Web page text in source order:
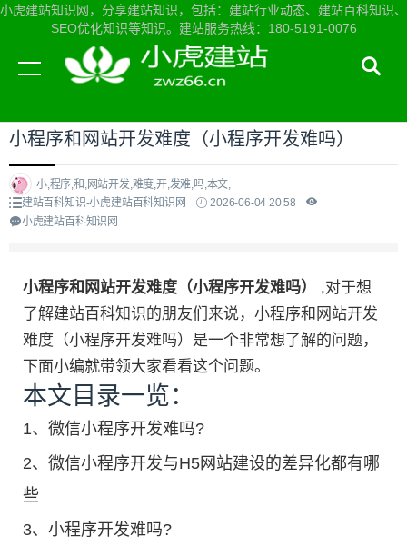
小虎建站知识网，分享建站知识，包括：建站行业动态、建站百科知识、
SEO优化知识等知识。建站服务热线：180-5191-0076
当前位置：小虎建站知识网首页>建站百科知识
小程序和网站开发难度（小程序开发难吗）
小,程序,和,网站开发,难度,开,发难,吗,本文,
建站百科知识-小虎建站百科知识网
2026-06-04 20:58
小虎建站百科知识网
小程序和网站开发难度（小程序开发难吗） ,对于想
了解建站百科知识的朋友们来说，小程序和网站开发
难度（小程序开发难吗）是一个非常想了解的问题，
下面小编就带领大家看看这个问题。
本文目录一览：
1、 微信小程序开发难吗?
2、 微信小程序开发与H5网站建设的差异化都有哪
些
3、 小程序开发难吗?